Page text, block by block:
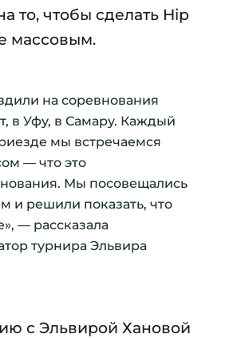
то, чтобы сделать Hip
массовым.
на соревнования
в Уфу, в Самару. Каждый
мы встречаемся
— что это
Мы посовещались
и решили показать, что
— рассказала
турнира Эльвира
с Эльвирой Хановой